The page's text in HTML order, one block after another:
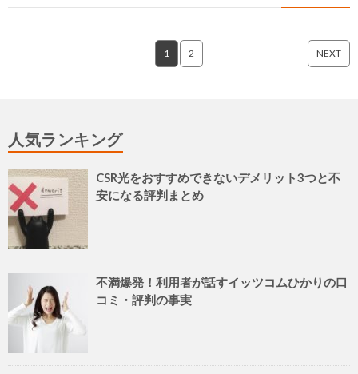
1 2 NEXT
人気ランキング
CSR光をおすすめできないデメリット3つと不
安になる評判まとめ
不満爆発！利用者が話すイッツコムひかりの口
コミ・評判の事実